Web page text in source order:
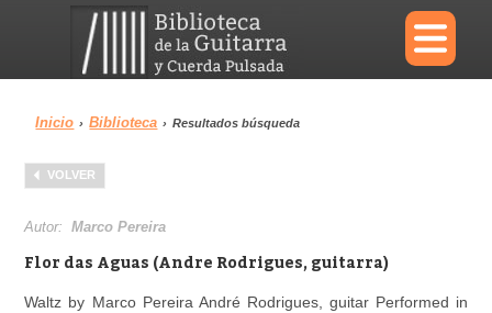
×
Menu
Biblioteca
Inicio › Biblioteca › Resultados búsqueda
VOLVER
Autor:Marco Pereira
Flor das Aguas (Andre Rodrigues, guitarra)
Waltz by Marco Pereira André Rodrigues, guitar Performed in